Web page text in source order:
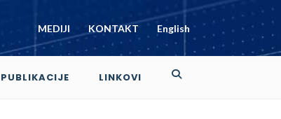
MEDIJI KONTAKT English
PUBLIKACIJE LINKOVI